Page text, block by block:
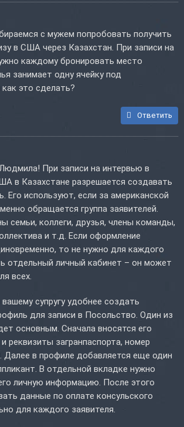
с мужем попробовать получить
в США через Казахстан. При записи на
каждому бронировать место
занимает одну ячейку под
это сделать?
Ответить
При записи на интервью в
в Казахстане разрешается создавать
Его используют, если за американской
обращается группа заявителей.
семьи, коллеги, друзья, члены команды,
и т.д. Если оформление
то не нужно для каждого
отдельный личный кабинет – он может
всех.
супругу удобнее создать
для записи в Посольство. Один из
основным. Сначала вносятся его
реквизиты загранпаспорта, номер
Далее в профиле добавляется еще один
В отдельной вкладке нужно
личную информацию. После этого
данные по оплате консульского
для каждого заявителя.